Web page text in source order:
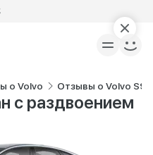
о Volvo Отзывы о Volvo S90
с раздвоением